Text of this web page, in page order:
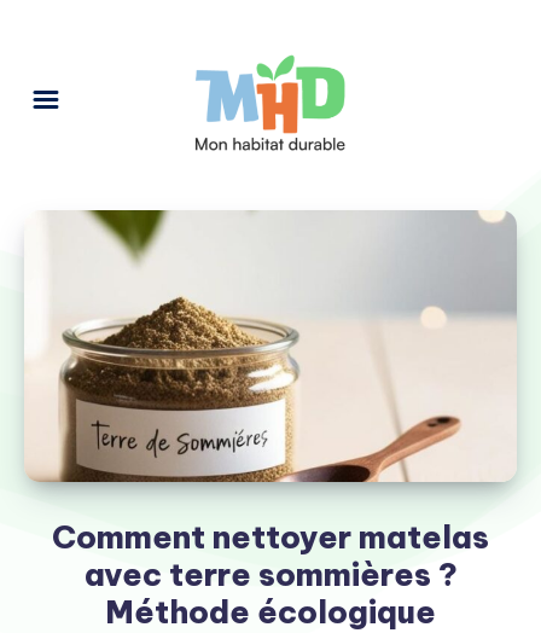
Comment nettoyer matelas
avec terre sommières ?
Méthode écologique